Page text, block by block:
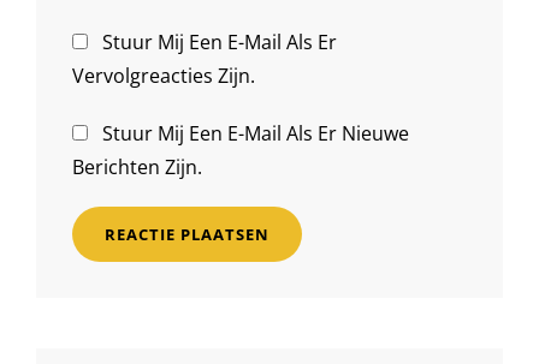
Stuur Mij Een E-Mail Als Er
Vervolgreacties Zijn.
Stuur Mij Een E-Mail Als Er Nieuwe
Berichten Zijn.